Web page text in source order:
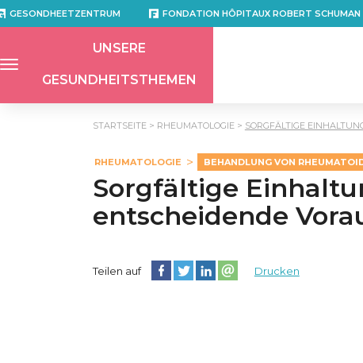
GESONDHEETZENTRUM FONDATION HÔPITAUX ROBERT SCHUMAN
UNSERE
GESUNDHEITSTHEMEN
STARTSEITE RHEUMATOLOGIE SORGFÄLTIGE
RHEUMATOLOGIE BEHANDLUNG VON
Sorgfältige
entscheidende
Teilen auf Diese Seite auf Facebook teilen
Diese Seite auf Twitter teilen
Diese Seite auf LinkedIn teilen
Partager cette page sur
Drucken